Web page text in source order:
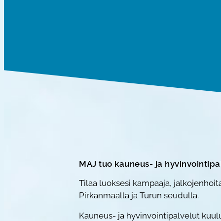
MAJ tuo kauneus- ja
Tilaa luoksesi kampaaja,
Pirkanmaalla ja Turun seudulla.
Kauneus- ja hyvinvointipalvelut